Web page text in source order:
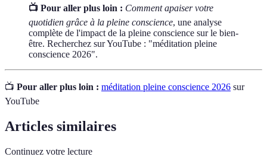
📺 Pour aller plus loin : Comment apaiser votre
quotidien grâce à la pleine conscience, une analyse
complète de l'impact de la pleine conscience sur le bien-
être. Recherchez sur YouTube : "méditation pleine
conscience 2026".
📺 Pour aller plus loin : méditation pleine conscience 2026 sur
YouTube
Articles similaires
Continuez votre lecture